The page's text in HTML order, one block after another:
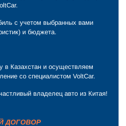
с учетом выбранных вами
и бюджета.
в Казахстан и осуществляем
со специалистом VoltCar.
владелец авто из Китая!
ДОГОВОР